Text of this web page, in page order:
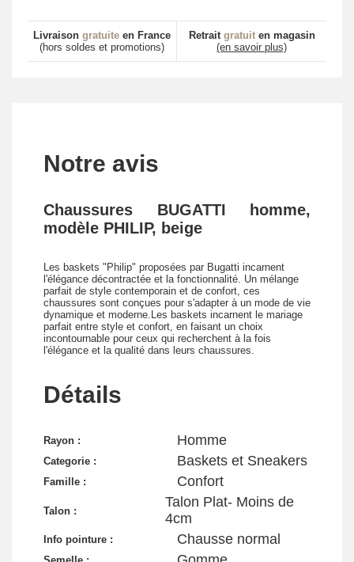
Livraison gratuite en France
(hors soldes et promotions)
Retrait gratuiten magasin
(en savoir plus)
Notre avis
Chaussures BUGATTI homme,
modèle PHILIP, beige
Les baskets "Philip" proposées par Bugatti incarnent
l'élégance décontractée et la fonctionnalité. Un mélange
parfait de style contemporain et de confort, ces
chaussures sont conçues pour s'adapter à un mode de vie
dynamique et moderne.Les baskets incarnent le mariage
parfait entre style et confort, en faisant un choix
incontournable pour ceux qui recherchent à la fois
l'élégance et la qualité dans leurs chaussures.
Détails
Rayon : Homme
Categorie : Baskets et Sneakers
Famille : Confort
Talon :
Talon Plat- Moins de
4cm
Info pointure : Chausse normal